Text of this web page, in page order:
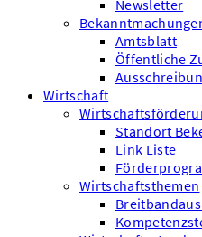
Newsletter
Amtsblatt
Öffentliche
Wirtschaft
Standort
Link Liste
Wirtschaftsthemen